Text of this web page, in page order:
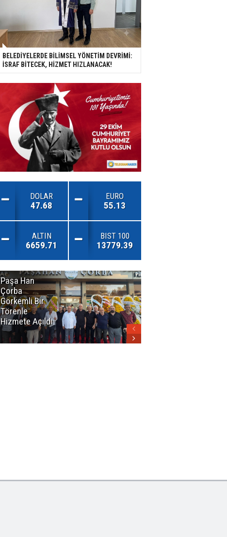
BELEDİYELERDE BİLİMSEL YÖNETİM DEVRİMİ:
İSRAF BİTECEK, HİZMET HIZLANACAK!
DOLAR
47.68
EURO
55.13
ALTIN
6659.71
BIST 100
13779.39
Paşa Han
Çorba
Görkemli Bir
Törenle
Hizmete Açıldı